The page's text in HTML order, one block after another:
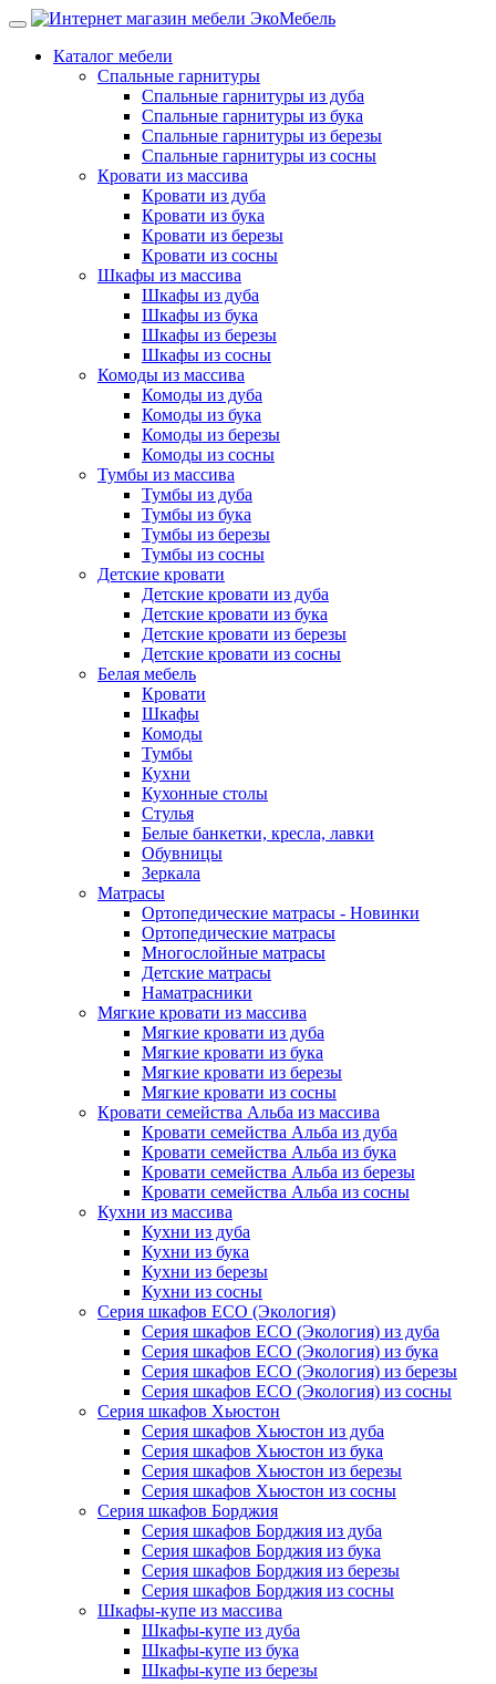
Каталог мебели
Спальные гарнитуры
Спальные гарнитуры из дуба
Спальные гарнитуры из бука
Спальные гарнитуры из березы
Спальные гарнитуры из сосны
Кровати из массива
Кровати из дуба
Кровати из бука
Кровати из березы
Кровати из сосны
Шкафы из массива
Шкафы из дуба
Шкафы из бука
Шкафы из березы
Шкафы из сосны
Комоды из массива
Комоды из дуба
Комоды из бука
Комоды из березы
Комоды из сосны
Тумбы из массива
Тумбы из дуба
Тумбы из бука
Тумбы из березы
Тумбы из сосны
Детские кровати
Детские кровати из дуба
Детские кровати из бука
Детские кровати из березы
Детские кровати из сосны
Белая мебель
Кровати
Шкафы
Комоды
Тумбы
Кухни
Кухонные столы
Стулья
Белые банкетки, кресла, лавки
Обувницы
Зеркала
Матрасы
Ортопедические матрасы - Новинки
Ортопедические матрасы
Многослойные матрасы
Детские матрасы
Наматрасники
Мягкие кровати из массива
Мягкие кровати из дуба
Мягкие кровати из бука
Мягкие кровати из березы
Мягкие кровати из сосны
Кровати семейства Альба из массива
Кровати семейства Альба из дуба
Кровати семейства Альба из бука
Кровати семейства Альба из березы
Кровати семейства Альба из сосны
Кухни из массива
Кухни из дуба
Кухни из бука
Кухни из березы
Кухни из сосны
Серия шкафов ECO (Экология)
Серия шкафов ECO (Экология) из дуба
Серия шкафов ECO (Экология) из бука
Серия шкафов ECO (Экология) из березы
Серия шкафов ECO (Экология) из сосны
Серия шкафов Хьюстон
Серия шкафов Хьюстон из дуба
Серия шкафов Хьюстон из бука
Серия шкафов Хьюстон из березы
Серия шкафов Хьюстон из сосны
Серия шкафов Борджия
Серия шкафов Борджия из дуба
Серия шкафов Борджия из бука
Серия шкафов Борджия из березы
Серия шкафов Борджия из сосны
Шкафы-купе из массива
Шкафы-купе из дуба
Шкафы-купе из бука
Шкафы-купе из березы